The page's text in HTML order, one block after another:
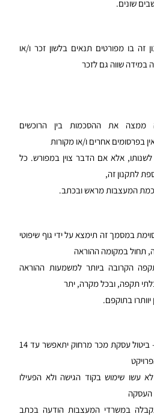
שונים.
זה בו מפורטים תנאים בלשון זכר ו/או
במידה שווה גם לזכר
ממצה את ההסכמות בין הרוכשים
בפרסומים אחרים ו/או מקורות
אלא אם הדבר צוין במפורש. כל
לתקנון זה,
המעצבות מראש ובכתב.
במסמך זה תימצא על ידי גוף שיפוטי
תחול במקומה ההוראה
הקרובה ביותר למשמעות ההוראה
תקפה, ובכל מקרה, יתר
בתוקפם.
– ביטול עסקת מכר מרחוק יתאפשר עד 14
עשו שימוש בקוד הגישה ולא הפעילו
העסקה
במשרדי המעצבות הודעה בכתב